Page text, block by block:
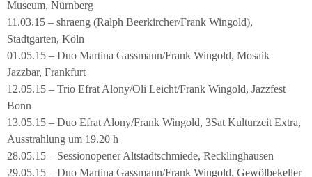
Museum, Nürnberg
11.03.15 – shraeng (Ralph Beerkircher/Frank Wingold),
Stadtgarten, Köln
01.05.15 – Duo Martina Gassmann/Frank Wingold, Mosaik
Jazzbar, Frankfurt
12.05.15 – Trio Efrat Alony/Oli Leicht/Frank Wingold, Jazzfest
Bonn
13.05.15 – Duo Efrat Alony/Frank Wingold, 3Sat Kulturzeit Extra,
Ausstrahlung um 19.20 h
28.05.15 – Sessionopener Altstadtschmiede, Recklinghausen
29.05.15 – Duo Martina Gassmann/Frank Wingold, Gewölbekeller